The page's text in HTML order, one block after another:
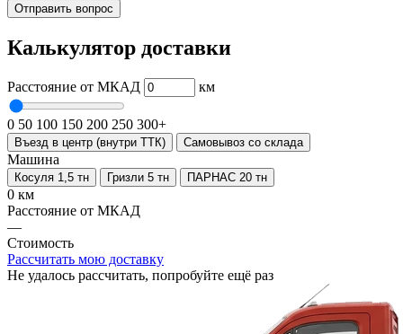
Отправить вопрос
Калькулятор доставки
Расстояние от МКАД км
0 50 100 150 200 250 300+
Въезд в центр (внутри ТТК) Самовывоз со склада
Машина
Косуля 1,5 тн Гризли 5 тн ПАРНАС 20 тн
0 км
Расстояние от МКАД
—
Стоимость
Рассчитать мою доставку
Не удалось рассчитать, попробуйте ещё раз